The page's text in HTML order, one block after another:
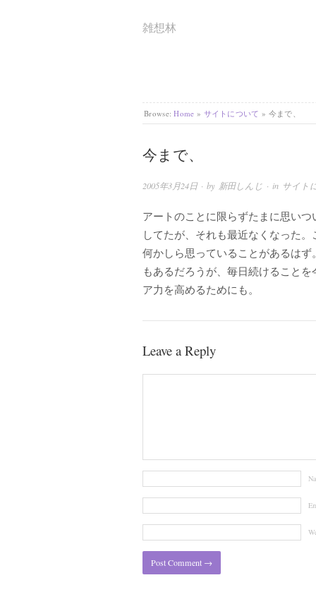
雑想林
Browse: Home » サイトについて » 今まで、
今まで、
2005年3月24日· by 新田しんじ · in サイト
アートのことに限らずたまに思い
してたが、それも最近なくなった
何かしら思っていることがあるは
もあるだろうが、毎日続けること
ア力を高めるためにも。
Leave a Reply